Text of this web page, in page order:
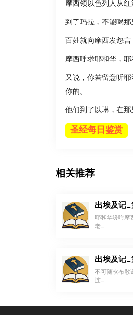
摩西领以色列人从红
到了玛拉，不能喝那
百姓就向摩西发怨
摩西呼求耶和华，
又说，你若留意听
你的。
他们到了以琳，在那
圣经每日鉴赏
相关推荐
出埃及记_
耶和华吩咐摩
老...
出埃及记_
不可随伙布散
连...